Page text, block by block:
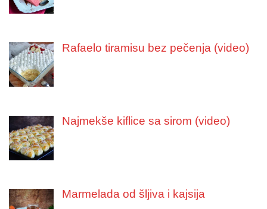
Rafaelo tiramisu bez pečenja (video)
Najmekše kiflice sa sirom (video)
Marmelada od šljiva i kajsija